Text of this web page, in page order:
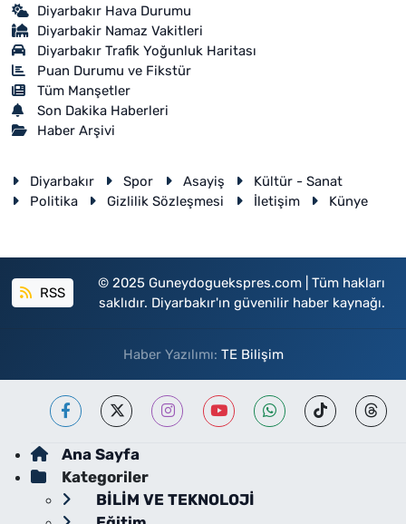
Diyarbakır Hava Durumu
Diyarbakir Namaz Vakitleri
Diyarbakır Trafik Yoğunluk Haritası
Puan Durumu ve Fikstür
Tüm Manşetler
Son Dakika Haberleri
Haber Arşivi
Diyarbakır Spor Asayiş
Kültür - Sanat
Politika
Gizlilik Sözleşmesi İletişim Künye
RSS
© 2025 Guneydoguekspres.com | Tüm hakları
saklıdır. Diyarbakır'ın güvenilir haber kaynağı.
Haber Yazılımı: TE Bilişim
Ana Sayfa
Kategoriler
BİLİM VE TEKNOLOJİ